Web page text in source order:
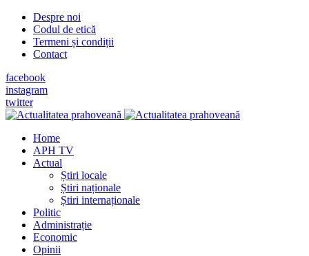
Despre noi
Codul de etică
Termeni și condiții
Contact
facebook
instagram
twitter
Home
APH TV
Actual
Știri locale
Știri naționale
Știri internaționale
Politic
Administrație
Economic
Opinii